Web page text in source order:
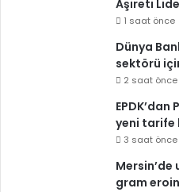
Aşireti
1 saat önce
Dünya
sektörü
2 saat önce
yeni tarife
3 saat önce
gram